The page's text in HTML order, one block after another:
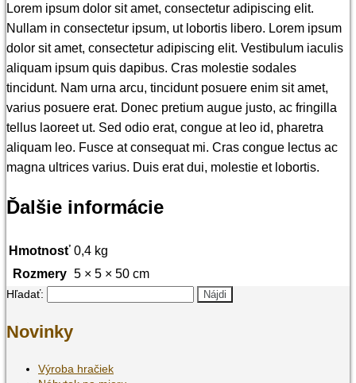
Lorem ipsum dolor sit amet, consectetur adipiscing elit.
Nullam in consectetur ipsum, ut lobortis libero. Lorem ipsum
dolor sit amet, consectetur adipiscing elit. Vestibulum iaculis
aliquam ipsum quis dapibus. Cras molestie sodales
tincidunt. Nam urna arcu, tincidunt posuere enim sit amet,
varius posuere erat. Donec pretium augue justo, ac fringilla
tellus laoreet ut. Sed odio erat, congue at leo id, pharetra
aliquam leo. Fusce at consequat mi. Cras congue lectus ac
magna ultrices varius. Duis erat dui, molestie et lobortis.
Ďalšie informácie
Hmotnosť 0,4 kg
Rozmery 5 × 5 × 50 cm
Hľadať:
Novinky
Výroba hračiek